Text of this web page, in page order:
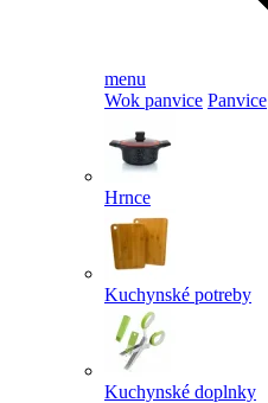
menu
Wok panvice Panvice
Hrnce
Kuchynské potreby
Kuchynské doplnky